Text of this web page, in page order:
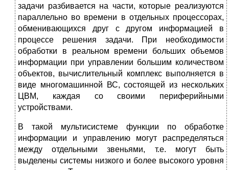
задачи разбивается на части, которые реализуются
параллельно во времени в отдельных процессорах,
обменивающихся друг с другом информацией в
процессе решения задачи. При необходимости
обработки в реальном времени больших объемов
информации при управлении большим количеством
объектов, вычислительный комплекс выполняется в
виде многомашинной ВС, состоящей из нескольких
ЦВМ, каждая со своими периферийными
устройствами.
В такой мультисистеме функции по обработке
информации и управлению могут распределяться
между отдельными звеньями, т.е. могут быть
выделены системы низкого и более высокого уровня